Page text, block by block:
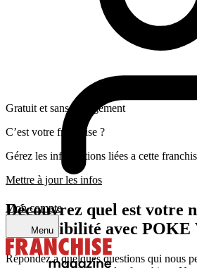
Mon compte
Menu
Gratuit et sans engagement
C’est votre franchise ?
Gérez les informations liées a cette
Mettre à jour les infos
Découvrez quel est votre
compatibilité avec POKE
Répondez a quelques questions qui nous